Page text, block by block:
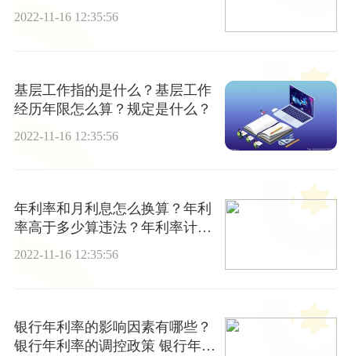
么？
2022-11-16 12:35:56
基层工作指的是什么？基层工作
经历年限怎么算？规定是什么？
2022-11-16 12:35:56
年利率和月利息怎么换算？年利
率高于多少算违法？年利率计算
公式有哪些？
2022-11-16 12:35:56
银行年利率的影响因素有哪些？
银行年利率的调控政策 银行年利